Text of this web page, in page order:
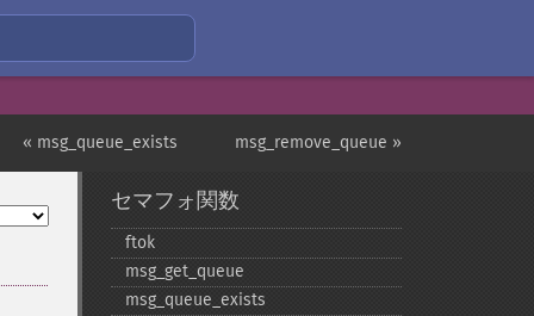
msg_remove_queue »
« msg_queue_exists
セマフォ関数
ftok
msg_​get_​queue
msg_​queue_​exists